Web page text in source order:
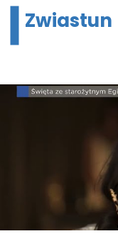
Zwiastun